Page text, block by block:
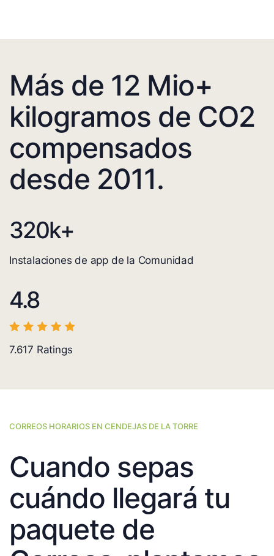
Más de 12 Mio+
kilogramos de CO2
compensados
desde 2011.
320k+
Instalaciones de app de la Comunidad
4.8
7.617 Ratings
CORREOS HORARIOS EN CENDEJAS DE LA TORRE
Cuando sepas
cuándo llegará tu
paquete de